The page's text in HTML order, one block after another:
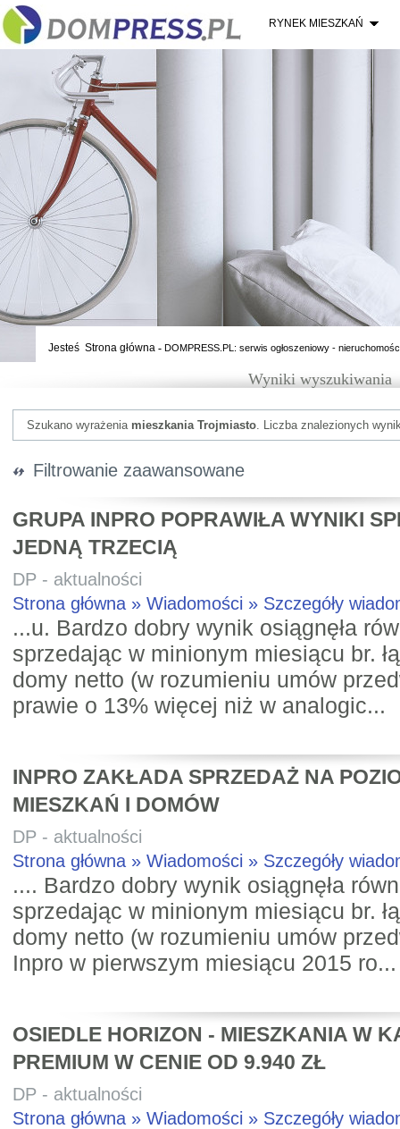
RYNEK MIESZKAŃ
Jesteś Strona główna - DOMPRESS.PL: serwis ogłoszeniowy -
Wyniki wyszukiwania
Szukano wyrażenia mieszkania Trojmiasto. Liczba znalezionych
Filtrowanie zaawansowane
GRUPA INPRO POPRAWIŁA WYNIKI
JEDNĄ TRZECIĄ
DP - aktualności
Strona główna » Wiadomości » Szczegóły
...u. Bardzo dobry wynik osiągnęła
sprzedając w minionym miesiącu br.
domy netto (w rozumieniu umów
prawie o 13% więcej niż w analogic...
INPRO ZAKŁADA SPRZEDAŻ NA
MIESZKAŃ I DOMÓW
DP - aktualności
Strona główna » Wiadomości » Szczegóły
.... Bardzo dobry wynik osiągnęła
sprzedając w minionym miesiącu br.
domy netto (w rozumieniu umów
Inpro w pierwszym miesiącu 2015 ro...
OSIEDLE HORIZON - MIESZKANIA W
PREMIUM W CENIE OD 9.940 ZŁ
DP - aktualności
Strona główna » Wiadomości » Szczegóły